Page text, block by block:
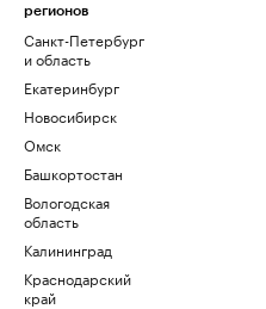
регионов
Санкт-Петербург
и область
Екатеринбург
Новосибирск
Омск
Башкортостан
Вологодская
область
Калининград
Краснодарский
край